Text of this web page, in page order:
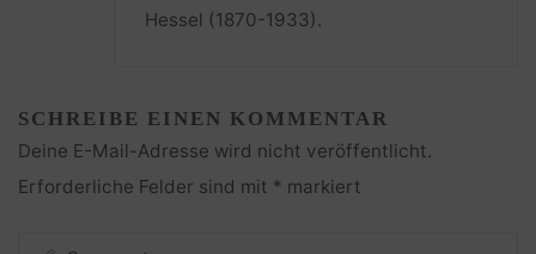
Hessel (1870-1933).
SCHREIBE EINEN KOMMENTAR
Deine E-Mail-Adresse wird nicht veröffentlicht.
Erforderliche Felder sind mit * markiert